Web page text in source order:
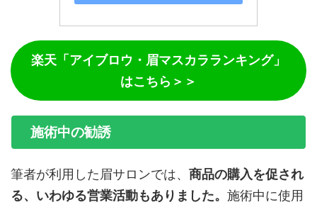
楽天「アイブロウ・眉マスカラランキング」
はこちら＞＞
施術中の勧誘
筆者が利用した眉サロンでは、 商品の購入を促され
る、いわゆる営業活動もありました。 施術中に使用